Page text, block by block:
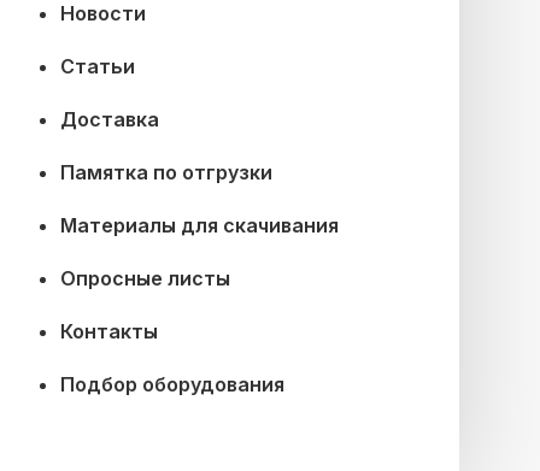
Новости
Статьи
Доставка
Памятка по отгрузки
Материалы для скачивания
Опросные листы
Контакты
Подбор оборудования